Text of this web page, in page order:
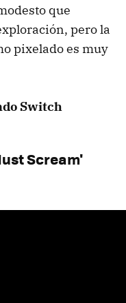
que
pero la
pixelado es muy
Switch
Scream'